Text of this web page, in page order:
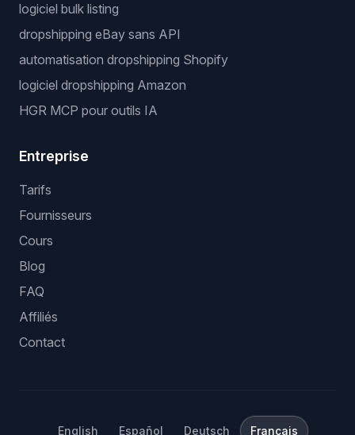
logiciel bulk listing
dropshipping eBay sans API
automatisation dropshipping Shopify
logiciel dropshipping Amazon
HGR MCP pour outils IA
Entreprise
Tarifs
Fournisseurs
Cours
Blog
FAQ
Affiliés
Contact
English Español Deutsch Français